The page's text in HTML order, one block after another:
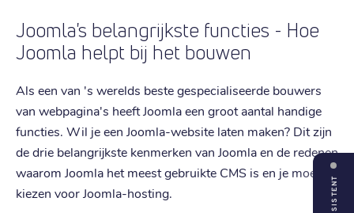
Joomla's belangrijkste functies - Hoe
Joomla helpt bij het bouwen
Als een van 's werelds beste gespecialiseerde bouwers
van webpagina's heeft Joomla een groot aantal handige
functies. Wil je een Joomla-website laten maken? Dit zijn
de drie belangrijkste kenmerken van Joomla en de redenen
waarom Joomla het meest gebruikte CMS is en je moet
kiezen voor Joomla-hosting.
ASSISTENT